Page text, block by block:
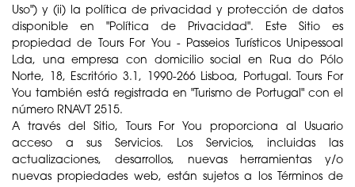
Uso") y (ii) la política de privacidad y protección de datos
disponible en "Política de Privacidad". Este Sitio es
propiedad de Tours For You - Passeios Turísticos Unipessoal
Lda, una empresa con domicilio social en Rua do Pólo
Norte, 18, Escritório 3.1, 1990-266 Lisboa, Portugal. Tours For
You también está registrada en "Turismo de Portugal" con el
número RNAVT 2515.
A través del Sitio, Tours For You proporciona al Usuario
acceso a sus Servicios. Los Servicios, incluidas las
actualizaciones, desarrollos, nuevas herramientas y/o
nuevas propiedades web, están sujetos a los Términos de